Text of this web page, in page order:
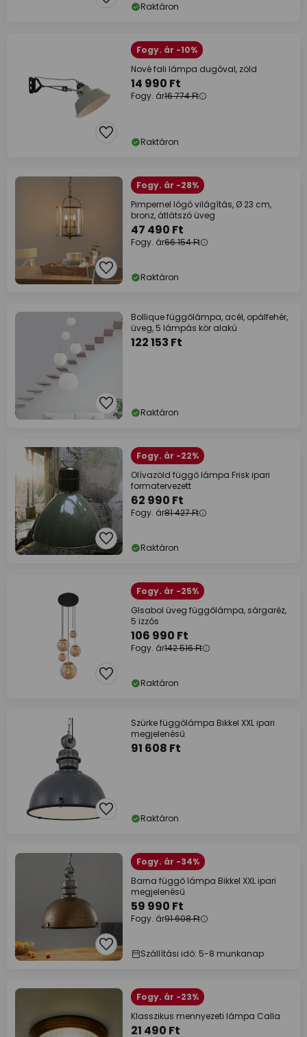
Raktáron
Fogy. ár -10%
Nové fali lámpa dugóval, zöld
14 990 Ft
Fogy. ár16 774 Ft
Raktáron
Fogy. ár -28%
Pimpernel lógó világítás, Ø 23 cm,
bronz, átlátszó üveg
47 490 Ft
Fogy. ár66 154 Ft
Raktáron
Bollique függőlámpa, acél, opálfehér,
üveg, 5 lámpás kör alakú
122 153 Ft
Raktáron
Fogy. ár -22%
Olívazöld függő lámpa Frisk ipari
formatervezett
62 990 Ft
Fogy. ár81 427 Ft
Raktáron
Fogy. ár -25%
Glsabol üveg függőlámpa, sárgaréz,
5 izzós
106 990 Ft
Fogy. ár142 516 Ft
Raktáron
Szürke függőlámpa Bikkel XXL ipari
megjelenésű
91 608 Ft
Raktáron
Fogy. ár -34%
Barna függő lámpa Bikkel XXL ipari
megjelenésű
59 990 Ft
Fogy. ár91 608 Ft
Szállítási idő: 5-8 munkanap
Fogy. ár -23%
Klasszikus mennyezeti lámpa Calla
21 490 Ft